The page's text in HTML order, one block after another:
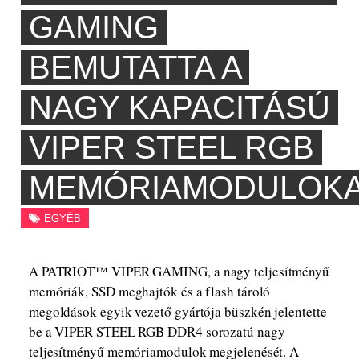
GAMING
BEMUTATTA A
NAGY KAPACITÁSÚ
VIPER STEEL RGB
EGYÉB
A PATRIOT™ VIPER GAMING, a nagy teljesítményű
memóriák, SSD meghajtók és a flash tároló
megoldások egyik vezető gyártója büszkén jelentette
be a VIPER STEEL RGB DDR4 sorozatú nagy
teljesítményű memóriamodulok megjelenését. A